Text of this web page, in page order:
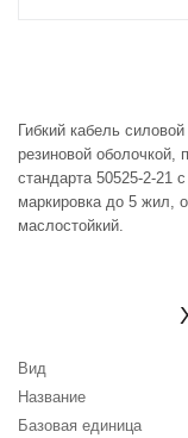
Гибкий кабель
резиновой оболочкой,
стандарта 50525-2-21
маркировка до 5 жил,
маслостойкий.
Вид
Название
Базовая единица